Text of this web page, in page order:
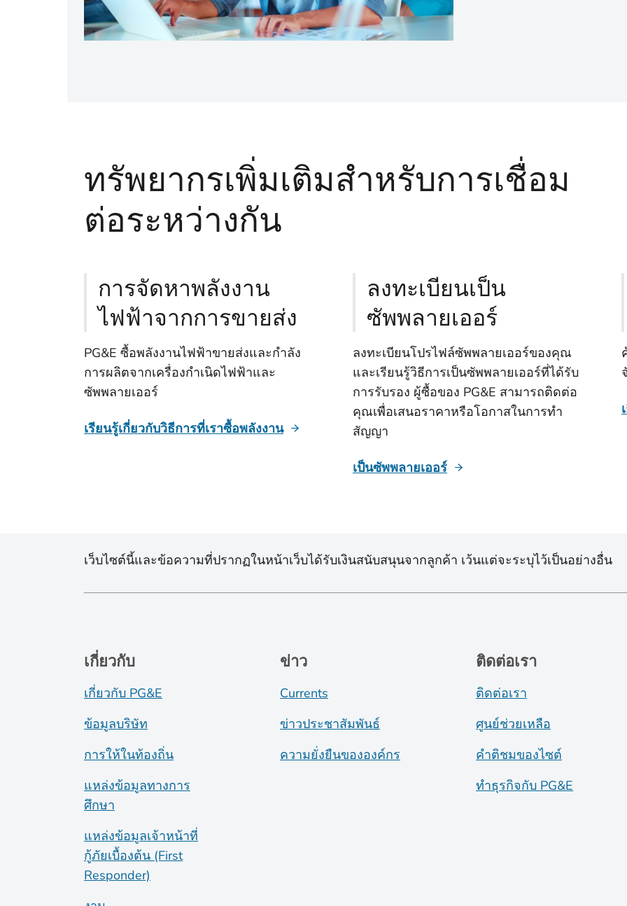
ทรัพยากรเพิ่มเติมสําหรับการเชื่อม
ต่อระหว่างกัน
การจัดหาพลังงาน
ไฟฟ้าจากการขายส่ง
PG&E ซื้อพลังงานไฟฟ้าขายส่งและกําลัง
การผลิตจากเครื่องกําเนิดไฟฟ้าและ
ซัพพลายเออร์
เรียนรู้เกี่ยวกับวิธีการที่เราซื้อพลังงาน
ลงทะเบียนเป็น
ซัพพลายเออร์
ลงทะเบียนโปรไฟล์ซัพพลายเออร์ของคุณ
และเรียนรู้วิธีการเป็นซัพพลายเออร์ที่ได้รับ
การรับรอง ผู้ซื้อของ PG&E สามารถติดต่อ
คุณเพื่อเสนอราคาหรือโอกาสในการทํา
สัญญา
เป็นซัพพลายเออร์
เว็บไซต์นี้และข้อความที่ปรากฏในหน้าเว็บได้รับเงินสนับสนุนจากลูกค้า เว้นแต่จะระบุไว้เป็นอย่างอื่น
เกี่ยวกับ
เกี่ยวกับ PG&E
ข้อมูลบริษัท
การให้ในท้องถิ่น
แหล่งข้อมูลทางการ
ศึกษา
แหล่งข้อมูลเจ้าหน้าที่
กู้ภัยเบื้องต้น (First
Responder)
ข่าว
Currents
ข่าวประชาสัมพันธ์
ความยั่งยืนขององค์กร
ติดต่อเรา
ติดต่อเรา
ศูนย์ช่วยเหลือ
คำติชมของไซต์
ทำธุรกิจกับ PG&E